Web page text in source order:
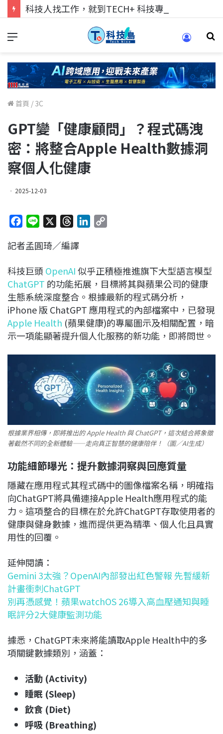
科技人找工作，就到TECH+ 科技專區!
首頁 / 3C
GPT變「健康顧問」？程式碼洩
密：將整合Apple Health數據洞
察個人化健康
2025-12-03
c
b
o
o
k
n
r
a
d
s
e
d
I
n
L
i
n
k
記者孟圓琦／編譯
科技巨頭 OpenAI似乎正積極推進旗下大型語言模型
ChatGPT 的功能拓展，目標將其與蘋果公司的健康
生態系統深度整合。根據最新的程式碼分析，
iPhone 版 ChatGPT 應用程式的內部檔案中，已發現
Apple Health (蘋果健康)的專屬圖示及相關配置，暗
示一項能顯著提升個人化服務的新功能，即將問世。
根據業界相傳，即將推出的 Apple Health 與 ChatGPT，這次結合將象徵
著截然不同的全新體驗——走向真正智慧的健康陪伴！（圖／AI生成）
功能細節曝光：提升數據洞察與回應質量
隱藏在應用程式其程式碼中的圖像檔案名稱，明確指
向ChatGPT將具備連接Apple Health應用程式的能
力。這項整合的目標在於允許ChatGPT存取使用者的
健康與健身數據，進而提供更為精準、個人化且具實
用性的回覆。
延伸閱讀：
Gemini 3太強？OpenAI內部發出紅色警報 先暫緩新
計畫衝刺ChatGPT
別再憑感覺！蘋果watchOS 26導入高血壓通知與睡
眠評分2大健康監測功能
據悉，ChatGPT未來將能讀取Apple Health中的多
項關鍵數據類別，涵蓋：
活動 (Activity)
睡眠 (Sleep)
飲食 (Diet)
呼吸 (Breathing)